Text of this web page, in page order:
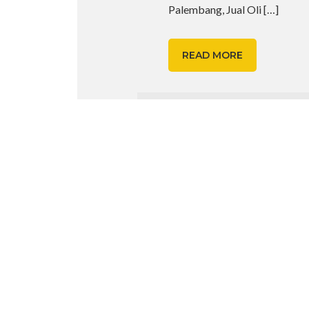
Palembang, Jual Oli[…]
READ MORE